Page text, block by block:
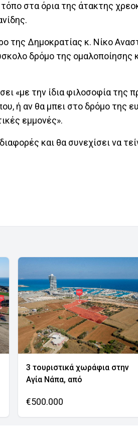
στα όρια της άτακτης
της Δημοκρατίας κ. Νίκο
δρόμο της ομαλοποίησης
«με την ίδια φιλοσοφία της
ή αν θα μπει στο δρόμο της
εμμονές».
και θα συνεχίσει να
3 τουριστικά χωράφια στην
Αγία Νάπα, από
€500.000